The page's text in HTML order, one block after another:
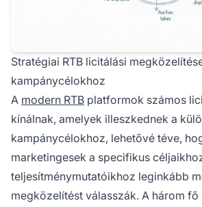
Stratégiai RTB licitálási
kampánycélokhoz
A modern RTB platformok számos
kínálnak, amelyek illeszkednek a
kampánycélokhoz, lehetővé téve,
marketingesek a specifikus
teljesítménymutatóikhoz leginkább
megközelítést válasszák. A három fő